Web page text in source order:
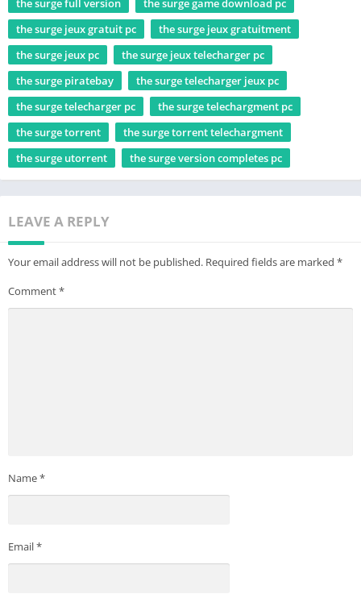
the surge jeux gratuit pc
the surge jeux gratuitment
the surge jeux pc
the surge jeux telecharger pc
the surge piratebay
the surge telecharger jeux pc
the surge telecharger pc
the surge telechargment pc
the surge torrent
the surge torrent telechargment
the surge utorrent
the surge version completes pc
LEAVE A REPLY
Your email address will not be published. Required fields are marked *
Comment*
Name*
Email*